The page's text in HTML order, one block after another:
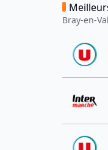
Bray-en-Val